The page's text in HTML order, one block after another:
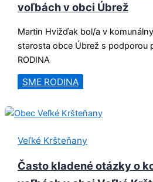
voľbách v obci Úbrež
Martin Hvižďak bol/a v
starosta obce Úbrež s podporou
RODINA
SME RODINA
Veľké Kršteňany
Často kladené otázky o